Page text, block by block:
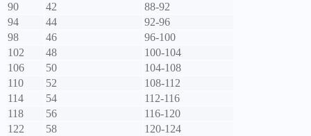
90
42
88-92
94
44
92-96
98
46
96-100
102
48
100-104
106
50
104-108
110
52
108-112
114
54
112-116
118
56
116-120
122
58
120-124